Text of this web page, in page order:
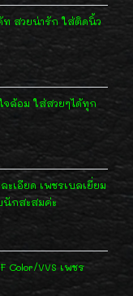
ท สวยน่ารัก ใส่ติดนิ้ว
จล้อม ใส่สวยๆได้ทุก
ะเอียด เพชรเบลเยี่ยม
นักสะสมค่ะ
Color/VVS เพชร